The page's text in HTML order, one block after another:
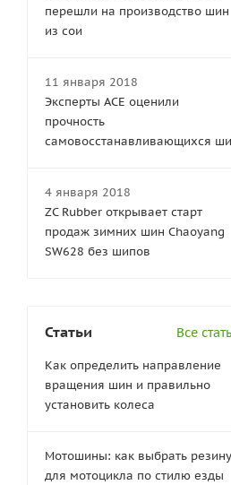
перешли на производство шин
из сои
11 января 2018
Эксперты АСЕ оценили
прочность
самовосстанавливающихся
4 января 2018
ZC Rubber открывает старт
продаж зимних шин Chaoyang
SW628 без шипов
Статьи Все
Как определить направление
вращения шин и правильно
установить колеса
Мотошины: как выбрать резину
для мотоцикла по стилю езды